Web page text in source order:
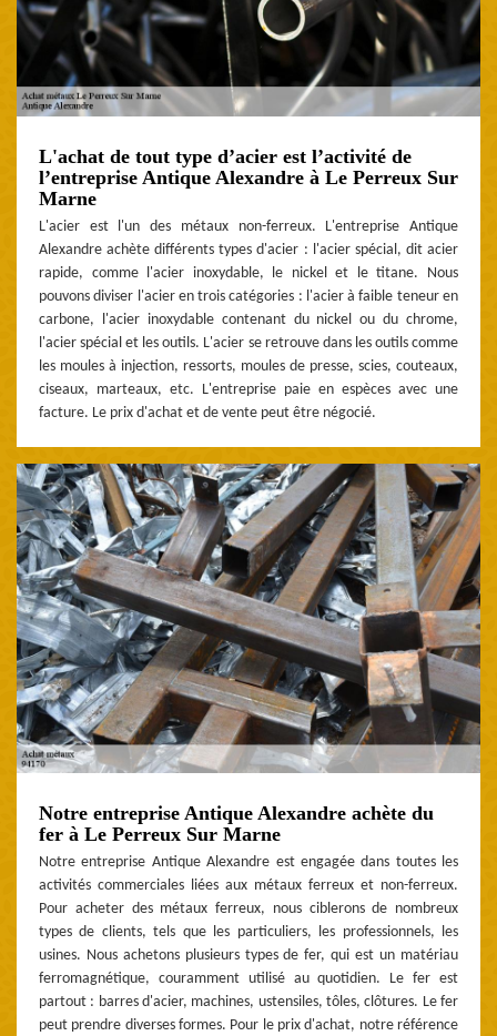
L'achat de tout type d’acier est l’activité de
l’entreprise Antique Alexandre à Le Perreux Sur
Marne
L'acier est l'un des métaux non-ferreux. L'entreprise Antique
Alexandre achète différents types d'acier : l'acier spécial, dit acier
rapide, comme l'acier inoxydable, le nickel et le titane. Nous
pouvons diviser l'acier en trois catégories : l'acier à faible teneur en
carbone, l'acier inoxydable contenant du nickel ou du chrome,
l'acier spécial et les outils. L'acier se retrouve dans les outils comme
les moules à injection, ressorts, moules de presse, scies, couteaux,
ciseaux, marteaux, etc. L'entreprise paie en espèces avec une
facture. Le prix d'achat et de vente peut être négocié.
Notre entreprise Antique Alexandre achète du
fer à Le Perreux Sur Marne
Notre entreprise Antique Alexandre est engagée dans toutes les
activités commerciales liées aux métaux ferreux et non-ferreux.
Pour acheter des métaux ferreux, nous ciblerons de nombreux
types de clients, tels que les particuliers, les professionnels, les
usines. Nous achetons plusieurs types de fer, qui est un matériau
ferromagnétique, couramment utilisé au quotidien. Le fer est
partout : barres d'acier, machines, ustensiles, tôles, clôtures. Le fer
peut prendre diverses formes. Pour le prix d'achat, notre référence